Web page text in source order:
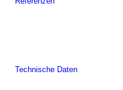
Technische Daten